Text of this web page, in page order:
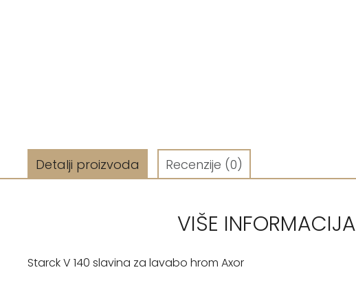
Detalji proizvoda Recenzije (0)
VIŠE INFORMACIJA
Starck V 140 slavina za lavabo hrom Axor